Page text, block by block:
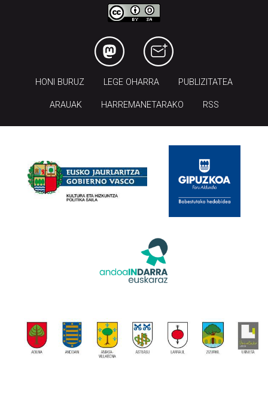
HONI BURUZ LEGE OHARRA PUBLIZITATEA
ARAUAK HARREMANETARAKO RSS